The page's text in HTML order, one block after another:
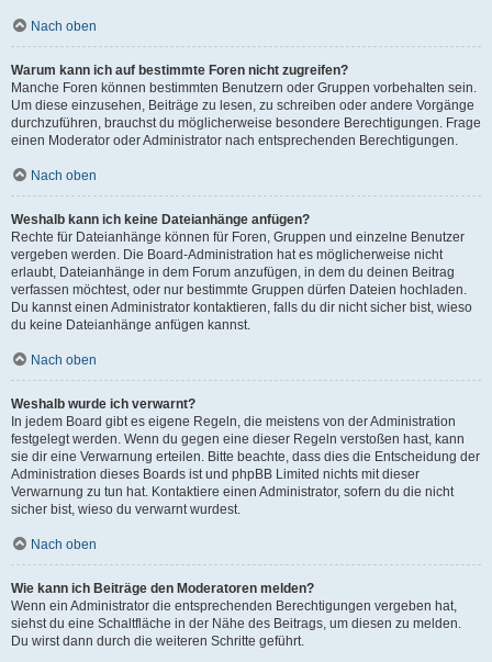
Nach oben
Warum kann ich auf bestimmte Foren nicht zugreifen?
Manche Foren können bestimmten Benutzern oder Gruppen vorbehalten sein.
Um diese einzusehen, Beiträge zu lesen, zu schreiben oder andere Vorgänge
durchzuführen, brauchst du möglicherweise besondere Berechtigungen. Frage
einen Moderator oder Administrator nach entsprechenden Berechtigungen.
Nach oben
Weshalb kann ich keine Dateianhänge anfügen?
Rechte für Dateianhänge können für Foren, Gruppen und einzelne Benutzer
vergeben werden. Die Board-Administration hat es möglicherweise nicht
erlaubt, Dateianhänge in dem Forum anzufügen, in dem du deinen Beitrag
verfassen möchtest, oder nur bestimmte Gruppen dürfen Dateien hochladen.
Du kannst einen Administrator kontaktieren, falls du dir nicht sicher bist, wieso
du keine Dateianhänge anfügen kannst.
Nach oben
Weshalb wurde ich verwarnt?
In jedem Board gibt es eigene Regeln, die meistens von der Administration
festgelegt werden. Wenn du gegen eine dieser Regeln verstoßen hast, kann
sie dir eine Verwarnung erteilen. Bitte beachte, dass dies die Entscheidung der
Administration dieses Boards ist und phpBB Limited nichts mit dieser
Verwarnung zu tun hat. Kontaktiere einen Administrator, sofern du die nicht
sicher bist, wieso du verwarnt wurdest.
Nach oben
Wie kann ich Beiträge den Moderatoren melden?
Wenn ein Administrator die entsprechenden Berechtigungen vergeben hat,
siehst du eine Schaltfläche in der Nähe des Beitrags, um diesen zu melden.
Du wirst dann durch die weiteren Schritte geführt.